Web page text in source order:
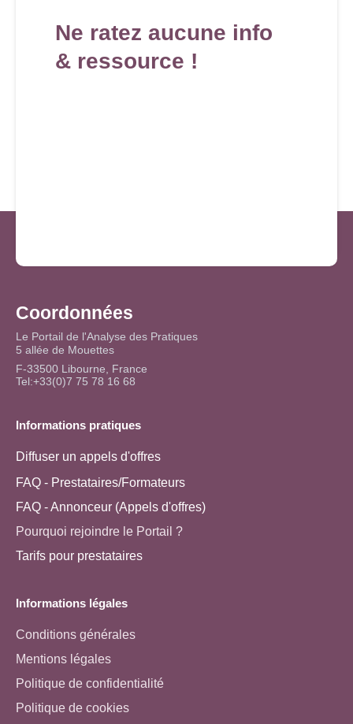
Ne ratez aucune info
& ressource !
Coordonnées
Le Portail de l'Analyse des Pratiques
5 allée de Mouettes
F-33500 Libourne, France
Tel:+33(0)7 75 78 16 68
Informations pratiques
Diffuser un appels d'offres
FAQ - Prestataires/Formateurs
FAQ - Annonceur (Appels d'offres)
Pourquoi rejoindre le Portail ?
Tarifs pour prestataires
Informations légales
Conditions générales
Mentions légales
Politique de confidentialité
Politique de cookies